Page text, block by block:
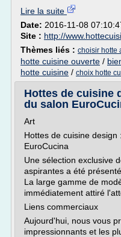
Lire la suite
Date: 2016-11-08
Site : http://
Thèmes liés : choisir hotte
hotte cuisine ouverte /
hotte cuisine / choix hotte
Hottes de cuisine
du salon
Art
Hottes de cuisine
EuroCucina
Une sélection exclusive
aspirantes a été
La large gamme de
immédiatement attiré
Liens commerciaux
Aujourd'hui, nous vous
impressionnants et les